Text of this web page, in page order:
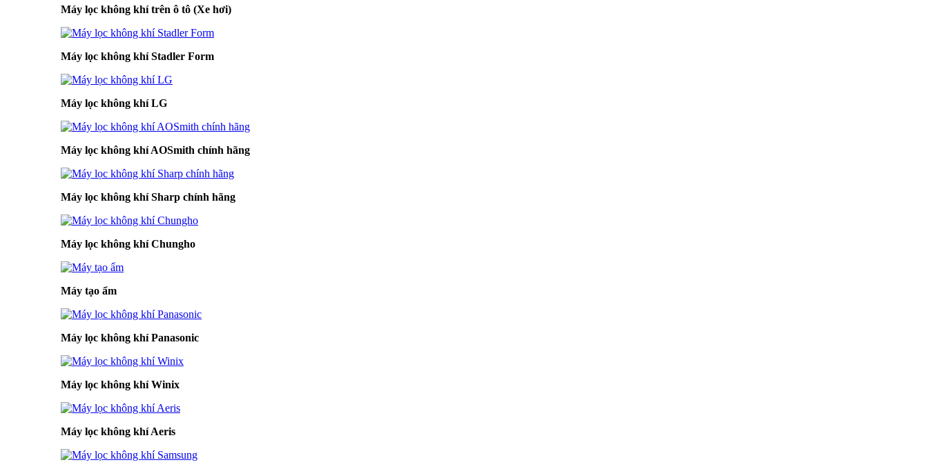
Máy lọc không khí trên ô tô (Xe hơi)
Máy lọc không khí Stadler Form
Máy lọc không khí LG
Máy lọc không khí AOSmith chính hãng
Máy lọc không khí Sharp chính hãng
Máy lọc không khí Chungho
Máy tạo ẩm
Máy lọc không khí Panasonic
Máy lọc không khí Winix
Máy lọc không khí Aeris